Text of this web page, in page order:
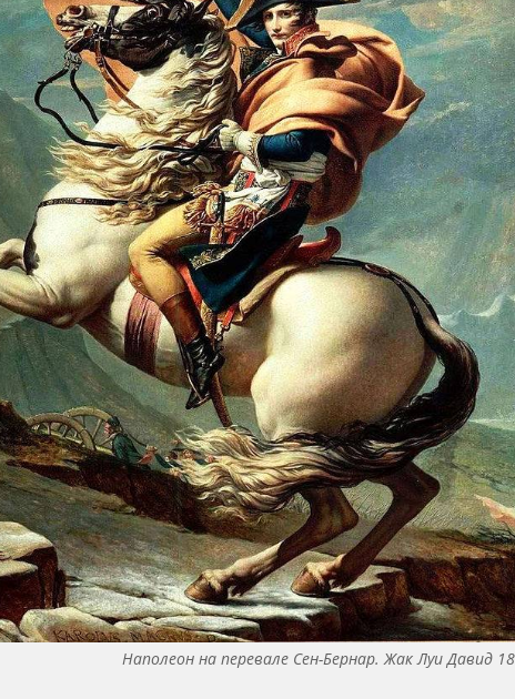
Наполеон на перевале Сен-Бернар. Жак Луи Давид